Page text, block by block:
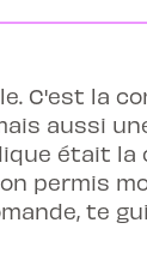
C'est la
aussi
était la
permis
te